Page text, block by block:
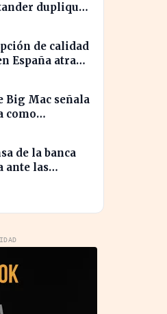
duplique
GVC Gaesco
de calidad
España atrae
más altos
Big Mac señala
como
monetaria
de la banca
ante las
del
hipotecario